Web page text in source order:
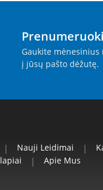
Gaukite
į jūsų pašto dėžutę.
| Nauji Leidimai |
| Apie Mus